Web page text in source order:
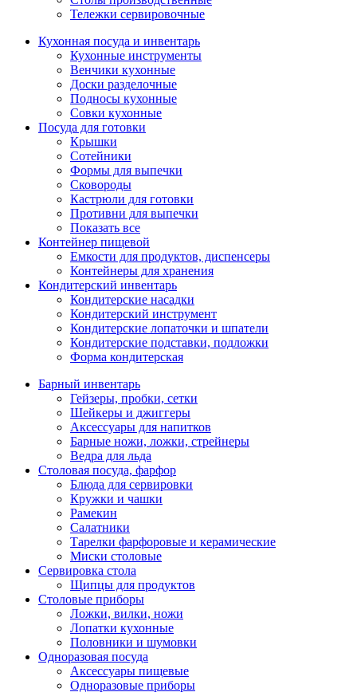
Тележки сервировочные
Кухонная посуда и инвентарь
Кухонные инструменты
Венчики кухонные
Доски разделочные
Подносы кухонные
Совки кухонные
Посуда для готовки
Крышки
Сотейники
Формы для выпечки
Сковороды
Кастрюли для готовки
Противни для выпечки
Показать все
Контейнер пищевой
Емкости для продуктов, диспенсеры
Контейнеры для хранения
Кондитерский инвентарь
Кондитерские насадки
Кондитерский инструмент
Кондитерские лопаточки и шпатели
Кондитерские подставки, подложки
Форма кондитерская
Барный инвентарь
Гейзеры, пробки, сетки
Шейкеры и джиггеры
Аксессуары для напитков
Барные ножи, ложки, стрейнеры
Ведра для льда
Столовая посуда, фарфор
Блюда для сервировки
Кружки и чашки
Рамекин
Салатники
Тарелки фарфоровые и керамические
Миски столовые
Сервировка стола
Щипцы для продуктов
Столовые приборы
Ложки, вилки, ножи
Лопатки кухонные
Половники и шумовки
Одноразовая посуда
Аксессуары пищевые
Одноразовые приборы